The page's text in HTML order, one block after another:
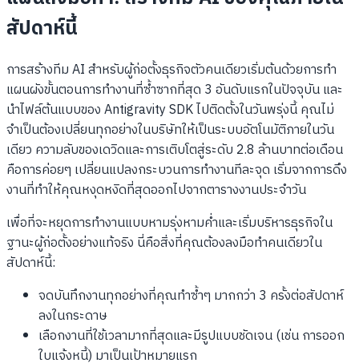
สัปดาห์นี้
การสร้างทีม AI สำหรับผู้ก่อตั้งธุรกิจตัวคนเดียวเริ่มต้นด้วยการทำ
แผนผังขั้นตอนการทำงานที่ซ้ำซากที่สุด 3 อันดับแรกในปัจจุบัน และ
นำไฟล์ต้นแบบของ Antigravity SDK ไปติดตั้งในวันพรุ่งนี้ คุณไม่
จำเป็นต้องเปลี่ยนทุกอย่างในบริษัทให้เป็นระบบอัตโนมัติภายในวัน
เดียว ความลับของเดวิดและการเติบโตสู่ระดับ 2.8 ล้านบาทต่อเดือน
คือการค่อยๆ เปลี่ยนแปลงกระบวนการทำงานทีละจุด เริ่มจากการดึง
งานที่ทำให้คุณหงุดหงิดที่สุดออกไปจากตารางงานประจำวัน
เพื่อที่จะหยุดการทำงานแบบหามรุ่งหามค่ำและเริ่มบริหารธุรกิจใน
ฐานะผู้ก่อตั้งอย่างแท้จริง นี่คือสิ่งที่คุณต้องลงมือทำคนเดียวใน
สัปดาห์นี้:
จดบันทึกงานทุกอย่างที่คุณทำซ้ำๆ มากกว่า 3 ครั้งต่อสัปดาห์
ลงในกระดาษ
เลือกงานที่ใช้เวลามากที่สุดและมีรูปแบบชัดเจน (เช่น การออก
ใบแจ้งหนี้) มาเป็นเป้าหมายแรก